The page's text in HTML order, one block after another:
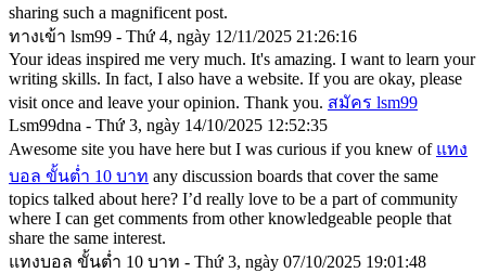
sharing such a magnificent post.
ทางเข้า lsm99 - Thứ 4, ngày 12/11/2025 21:26:16
Your ideas inspired me very much. It's amazing. I want to learn your
writing skills. In fact, I also have a website. If you are okay, please
visit once and leave your opinion. Thank you. สมัคร lsm99
Lsm99dna - Thứ 3, ngày 14/10/2025 12:52:35
Awesome site you have here but I was curious if you knew of แทง
บอล ขั้นต่ำ 10 บาท any discussion boards that cover the same
topics talked about here? I’d really love to be a part of community
where I can get comments from other knowledgeable people that
share the same interest.
แทงบอล ขั้นต่ำ 10 บาท - Thứ 3, ngày 07/10/2025 19:01:48